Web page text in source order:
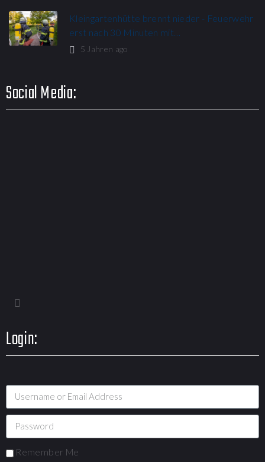
Kleingartenhütte brennt nieder - Feuerwehr
erst nach 30 Minuten mit…
5 Jahren ago
Social Media:
Login:
Remember Me